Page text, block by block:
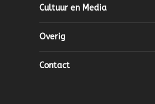
Cultuur en Media
Overig
Contact